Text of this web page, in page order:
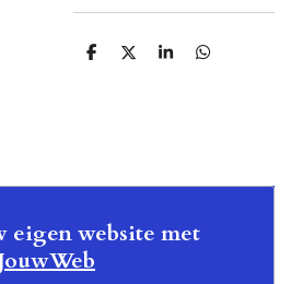
D
D
S
D
eigen website met